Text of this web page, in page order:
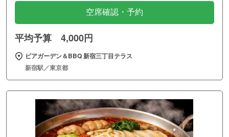
空席確認・予約
平均予算 4,000円
ビアガーデン＆BBQ 新宿三丁目テラス
新宿駅／東京都